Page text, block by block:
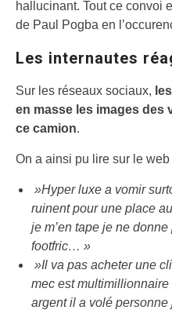
hallucinant. Tout ce convoi
de Paul Pogba en
Les internautes
Sur les réseaux sociaux,
en masse les images des
ce camion.
On a ainsi pu lire sur le web
»Hyper luxe a vomir
ruinent pour une place
je m’en tape je ne
footfric… »
»Il va pas acheter une
mec est multimillionnaire
argent il a volé personne